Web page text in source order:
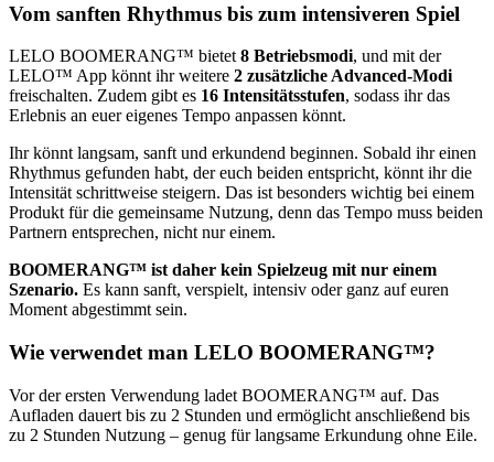
Vom sanften Rhythmus bis zum intensiveren Spiel
LELO BOOMERANG™ bietet8 Betriebsmodi, und mit der
LELO™ App könnt ihr weitere 2 zusätzliche Advanced-Modi
freischalten. Zudem gibt es 16 Intensitätsstufen, sodass ihr das
Erlebnis an euer eigenes Tempo anpassen könnt.
Ihr könnt langsam, sanft und erkundend beginnen. Sobald ihr einen
Rhythmus gefunden habt, der euch beiden entspricht, könnt ihr die
Intensität schrittweise steigern. Das ist besonders wichtig bei einem
Produkt für die gemeinsame Nutzung, denn das Tempo muss beiden
Partnern entsprechen, nicht nur einem.
BOOMERANG™ ist daher kein Spielzeug mit nur einem
Szenario. Es kann sanft, verspielt, intensiv oder ganz auf euren
Moment abgestimmt sein.
Wie verwendet man LELO BOOMERANG™?
Vor der ersten Verwendung ladet BOOMERANG™ auf. Das
Aufladen dauert bis zu 2 Stunden und ermöglicht anschließend bis
zu 2 Stunden Nutzung – genug für langsame Erkundung ohne Eile.